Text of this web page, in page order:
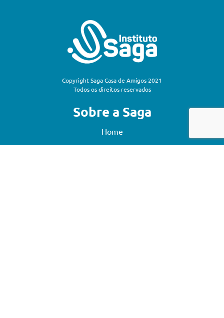
Copyright Saga Casa de Amigos 2021
Todos os direitos reservados
Sobre a Saga
Home
Quem Somos